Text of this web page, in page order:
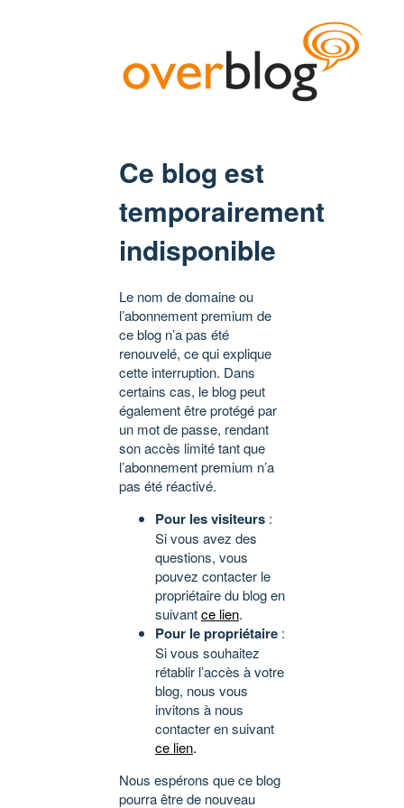
Ce blog est
temporairement
indisponible
Le nom de domaine ou
l’abonnement premium de
ce blog n’a pas été
renouvelé, ce qui explique
cette interruption. Dans
certains cas, le blog peut
également être protégé par
un mot de passe, rendant
son accès limité tant que
l’abonnement premium n’a
pas été réactivé.
Pour les visiteurs :
Si vous avez des
questions, vous
pouvez contacter le
propriétaire du blog en
suivantce lien.
Pour le propriétaire :
Si vous souhaitez
rétablir l’accès à votre
blog, nous vous
invitons à nous
contacter en suivant
ce lien.
Nous espérons que ce blog
pourra être de nouveau